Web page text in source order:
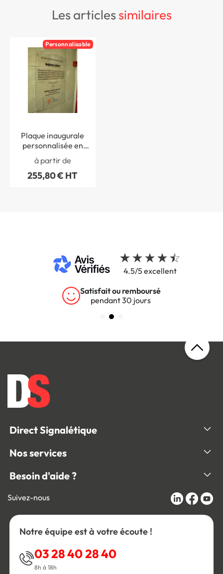
les articlessimilaires
Personnalisable
Plaque inaugurale
personnalisée en
plexiglas de 5 mm -
percée
à partir de
255,80 € HT
4.5/5 excellent
Satisfait ou remboursé
pendant 30 jours
Direct Signalétique
Nos services
Besoin d'aide ?
Suivez-nous
Notre équipe est à votre écoute !
03 28 40 28 40
8h à 18h